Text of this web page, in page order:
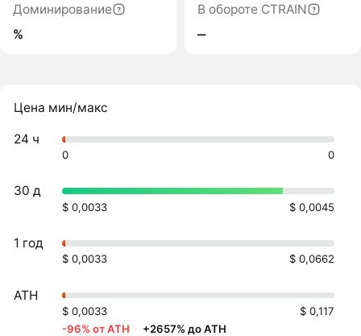
Доминирование
%
В обороте CTRAIN
‒
Цена мин/макс
24 ч
0 0
30 д
$ 0,0033 $ 0,0045
1 год
$ 0,0033 $ 0,0662
ATH
$ 0,0033
$ 0,117
-96% от ATH · +2657% до ATH